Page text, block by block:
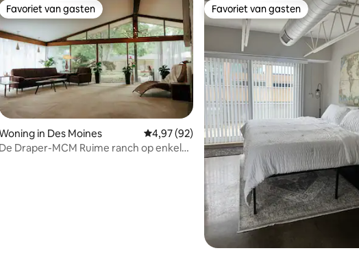
beoordeling van 4,9 uit 5, 81 recensies
Favoriet van gasten
Favoriet van gasten
in Des Moines Gemiddelde beoordeling van 4,97 uit 5, 92
4,97 (92)
De Draper-MCM Ruime ranch op enkele
Favoriet van gasten
Favoriet van gasten